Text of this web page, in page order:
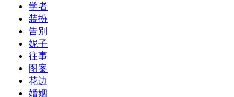
学者
装扮
告别
妮子
往事
图案
花边
婚姻